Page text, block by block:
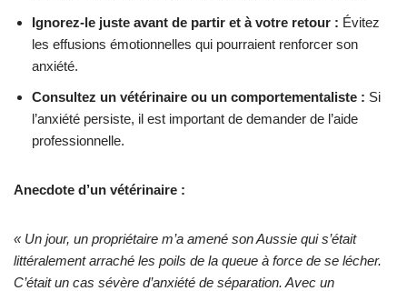
Ignorez-le juste avant de partir et à votre retour : Évitez
les effusions émotionnelles qui pourraient renforcer son
anxiété.
Consultez un vétérinaire ou un comportementaliste : Si
l’anxiété persiste, il est important de demander de l’aide
professionnelle.
Anecdote d’un vétérinaire :
« Un jour, un propriétaire m’a amené son Aussie qui s’était
littéralement arraché les poils de la queue à force de se lécher.
C’était un cas sévère d’anxiété de séparation. Avec un